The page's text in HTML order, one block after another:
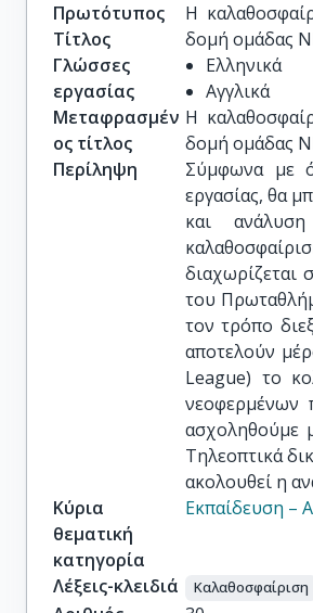
Πρωτότυπος
Τίτλος
Η
δομή ομάδας
Γλώσσες
εργασίας
Ελληνικά
Αγγλικά
Μεταφρασμέν
ος τίτλος
Η
δομή ομάδας
Περίληψη
Σύμφωνα με
εργασίας, θα
και
διαχωρίζεται
του
τον τρόπο
αποτελούν
League) το
νεοφερμένων
ασχοληθούμε
Τηλεοπτικά
ακολουθεί η
Κύρια
θεματική
κατηγορία
Εκπαίδευση –
Λέξεις-κλειδιά Καλαθοσφαίριση